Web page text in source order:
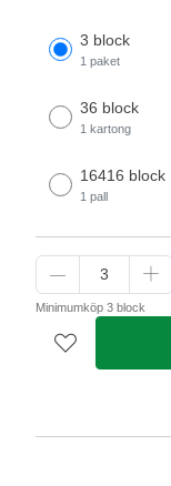
3 block
1 paket
36 block
1 kartong
16416 block
1 pall
Minimumköp 3 block